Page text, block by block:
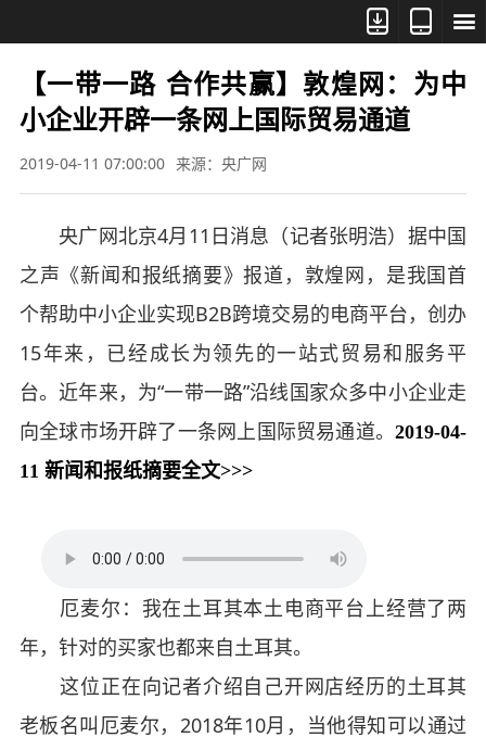



【一带一路 合作共赢】敦煌网：为中
小企业开辟一条网上国际贸易通道
2019-04-11 07:00:00 来源：央广网
央广网北京4月11日消息（记者张明浩）据中国
之声《新闻和报纸摘要》报道，敦煌网，是我国首
个帮助中小企业实现B2B跨境交易的电商平台，创办
15年来，已经成长为领先的一站式贸易和服务平
台。近年来，为“一带一路”沿线国家众多中小企业走
向全球市场开辟了一条网上国际贸易通道。2019-04-
11 新闻和报纸摘要全文>>>
厄麦尔：我在土耳其本土电商平台上经营了两
年，针对的买家也都来自土耳其。
这位正在向记者介绍自己开网店经历的土耳其
老板名叫厄麦尔，2018年10月，当他得知可以通过